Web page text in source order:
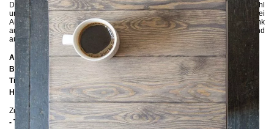
Der aussergewöhnliche NachtschrankCLATRIwird aus Metallgitter, Stahl
und Kiefernholz gefertigt. Der kleine Nachtschrank bietet mit seinem zwei
Ablageflächen reichlich Platz für Bücher, Zeitschriften, etc.Ein Nachtschrank
aus Wellengitter, der sich perfekt für eine moderne und
authentischeSchlafzimmereinrichtungim Industrial-Stileignet.
Abmessungen
Breite:
40 cm
Tiefe:
35 cm
Höhe:
60 cm
Zusätzliche Informationen
- Türanschlag: Links